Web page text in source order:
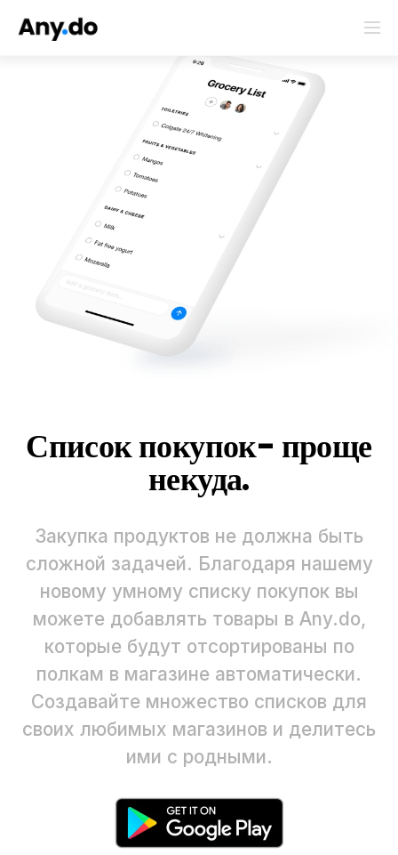
Список покупок- проще
некуда.
Закупка продуктов не должна быть
сложной задачей. Благодаря нашему
новому умному списку покупок вы
можете добавлять товары в Any.do,
которые будут отсортированы по
полкам в магазине автоматически.
Создавайте множество списков для
своих любимых магазинов и делитесь
ими с родными.